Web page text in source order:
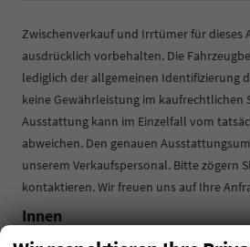
Zwischenverkauf und Irrtümer für dieses
ausdrücklich vorbehalten. Die
lediglich der allgemeinen Identifizierung
keine Gewährleistung im kaufrechtlichen
Ausstattung kann im Einzelfall vom
abweichen. Den genauen
unserem Verkaufspersonal. Bitte zögern
kontaktieren. Wir freuen uns auf Ihre
Innen
Klimatisierung